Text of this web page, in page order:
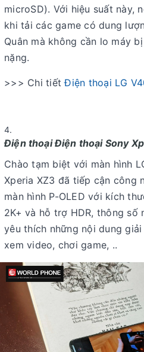
microSD). Với hiệu suất này,
khi tải các game có dung
Quân mà không cần lo máy
nặng.
>>> Chi tiếtĐiện thoại LG
Điện thoại Điện thoại Sony
Chào tạm biệt với màn hình
Xperia XZ3 đã tiếp cận công
màn hình P-OLED với kích
2K+ và hỗ trợ HDR, thông số
yêu thích những nội dung
xem video, chơi game, ..